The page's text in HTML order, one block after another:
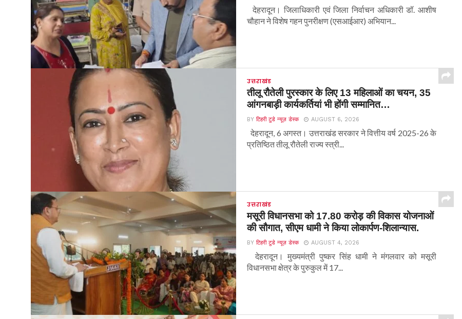
देहरादून। जिलाधिकारी एवं जिला निर्वाचन अधिकारी डॉ. आशीष
चौहान ने विशेष गहन पुनरीक्षण (एसआईआर) अभियान...
उत्तराखंड
तीलू रौतेली पुरस्कार के लिए 13 महिलाओं का चयन, 35
आंगनबाड़ी कार्यकर्तियां भी होंगी सम्मानित…
BYटिहरी टुडे न्यूज़ डेस्क AUGUST 6, 2026
देहरादून, 6 अगस्त। उत्तराखंड सरकार ने वित्तीय वर्ष 2025-26 के
प्रतिष्ठित तीलू रौतेली राज्य स्त्री...
उत्तराखंड
मसूरी विधानसभा को 17.80 करोड़ की विकास योजनाओं
की सौगात, सीएम धामी ने किया लोकार्पण-शिलान्यास.
BYटिहरी टुडे न्यूज़ डेस्क AUGUST 4, 2026
देहरादून। मुख्यमंत्री पुष्कर सिंह धामी ने मंगलवार को मसूरी
विधानसभा क्षेत्र के पुरुकुल में 17...